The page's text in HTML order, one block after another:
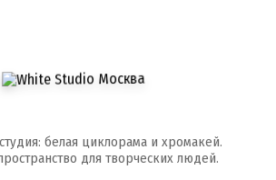
белая циклорама и хромакей.
для творческих людей.